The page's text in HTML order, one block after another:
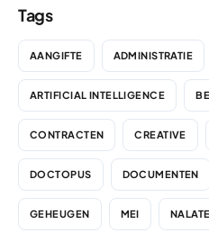
Tags
AANGIFTE ADMINISTRATIE
ARTIFICIAL INTELLIGENCE
CONTRACTEN CREATIVE
DOCTOPUS DOCUMENTEN
GEHEUGEN MEI